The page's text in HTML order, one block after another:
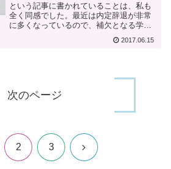
という記事に書かれていることは、私も
全く同感でした。最近は内定辞退が非常
に多くなっているので、補欠となる学生
あるのは、私も15年企業の人事をしてい
2017.06.15
次のページ
2 3 次